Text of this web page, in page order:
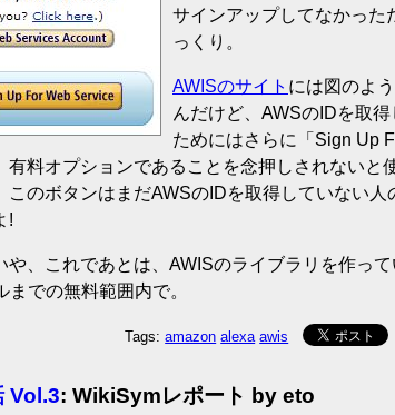
サインアップしてなかった
っくり。
AWISのサイト には図のよ
んだけど、AWSのIDを取
ためにはさらに「Sign Up
有料オプションであることを念押しされないと
このボタンはまだAWSのIDを取得していない
!
、これであとは、AWISのライブラリを作って
までの無料範囲内で。
Tags:amazon alexa awis
Vol.3: WikiSymレポート by eto